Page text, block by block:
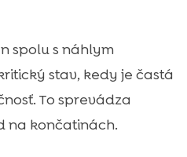
spolu s náhlym
stav, kedy je častá
To sprevádza
na končatinách.